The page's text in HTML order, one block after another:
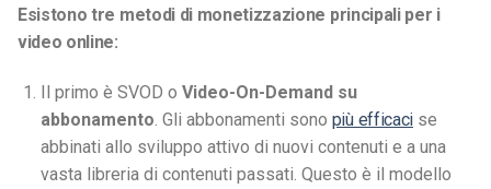
Esistono tre metodi di monetizzazione principali per i
video online:
Il primo è SVOD o Video-On-Demand su
abbonamento. Gli abbonamenti sono più efficacise
abbinati allo sviluppo attivo di nuovi contenuti e a una
vasta libreria di contenuti passati. Questo è il modello